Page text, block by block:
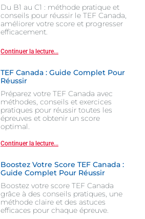
Du B1 au C1 : méthode pratique et
conseils pour réussir le TEF Canada,
améliorer votre score et progresser
efficacement.
Continuer la lecture...
TEF Canada : Guide Complet Pour
Réussir
Préparez votre TEF Canada avec
méthodes, conseils et exercices
pratiques pour réussir toutes les
épreuves et obtenir un score
optimal.
Continuer la lecture...
Boostez Votre Score TEF Canada :
Guide Complet Pour Réussir
Boostez votre score TEF Canada
grâce à des conseils pratiques, une
méthode claire et des astuces
efficaces pour chaque épreuve.